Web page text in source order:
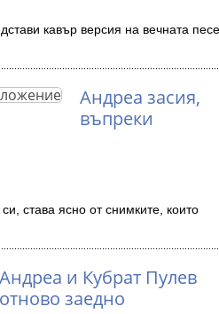
кавър версия на вечната
Андреа засия,
въпреки
става ясно от снимките, които
Андреа и Кубрат Пулев
отново заедно